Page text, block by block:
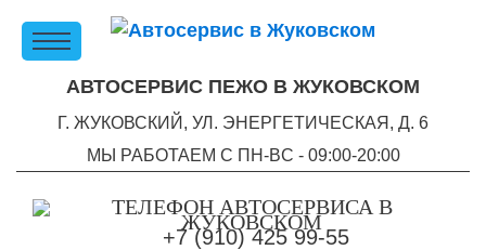
АВТОСЕРВИС ПЕЖО В ЖУКОВСКОМ
Г. ЖУКОВСКИЙ, УЛ. ЭНЕРГЕТИЧЕСКАЯ, Д. 6
МЫ РАБОТАЕМ С ПН-ВC - 09:00-20:00
+7 (910) 425 99-55